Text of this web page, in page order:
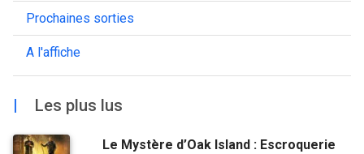
Prochaines sorties
A l'affiche
| Les plus lus
Le Mystère d’Oak Island : Escroquerie